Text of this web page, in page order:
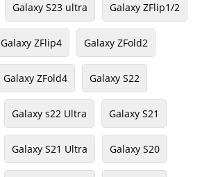
Galaxy S23 ultra Galaxy ZFlip1/2
Galaxy ZFlip4 Galaxy ZFold2
Galaxy ZFold4 Galaxy S22
Galaxy s22 Ultra Galaxy S21
Galaxy S21 Ultra Galaxy S20